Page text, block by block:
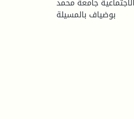
بوضياف بالمسيلة